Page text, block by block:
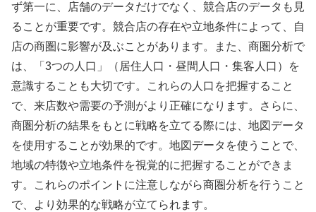
ず第一に、店舗のデータだけでなく、競合店のデータも見
ることが重要です。競合店の存在や立地条件によって、自
店の商圏に影響が及ぶことがあります。また、商圏分析で
は、「3つの人口」（居住人口・昼間人口・集客人口）を
意識することも大切です。これらの人口を把握すること
で、来店数や需要の予測がより正確になります。さらに、
商圏分析の結果をもとに戦略を立てる際には、地図データ
を使用することが効果的です。地図データを使うことで、
地域の特徴や立地条件を視覚的に把握することができま
す。これらのポイントに注意しながら商圏分析を行うこと
で、より効果的な戦略が立てられます。